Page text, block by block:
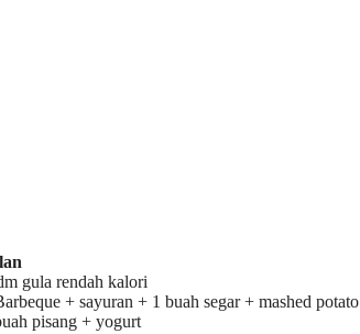
gula rendah kalori
+ sayuran + 1 buah segar + mashed potato
pisang + yogurt